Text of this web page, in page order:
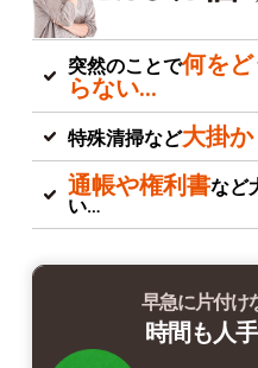
突然のことで何を
らない…
特殊清掃など大掛
通帳や権利書など
い…
早急に片付け
時間も人